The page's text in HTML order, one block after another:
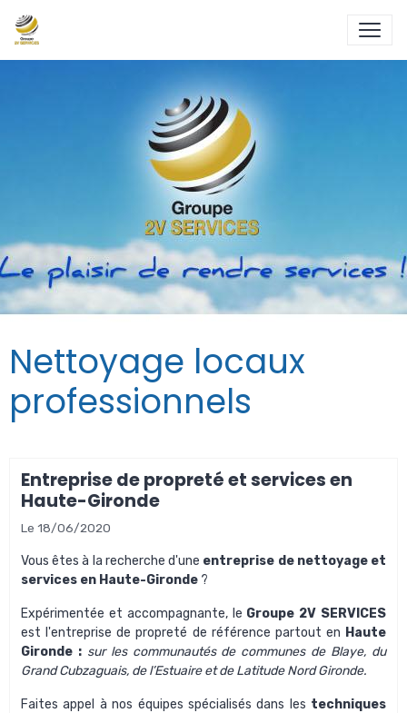
Nettoyage locaux
professionnels
Entreprise de propreté et services en
Haute-Gironde
Le 18/06/2020
Vous êtes à la recherche d'une entreprise de nettoyage et
services en Haute-Gironde ?
Expérimentée et accompagnante, le Groupe 2V SERVICES
est l'entreprise de propreté de référence partout en Haute
Gironde :sur les communautés de communes de Blaye, du
Grand Cubzaguais, de l’Estuaireet deLatitude Nord Gironde.
Faites appel à nos équipes spécialisés dans les techniques